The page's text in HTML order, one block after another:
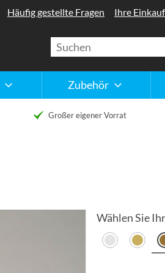
Zubehör
Häufig gestellte Fragen Ihre
Großer eigener Vorrat
Wählen Sie